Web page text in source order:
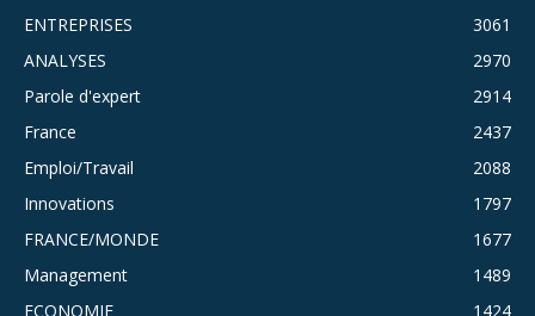
ENTREPRISES
3061
ANALYSES
2970
Parole d'expert
2914
France
2437
Emploi/Travail
2088
Innovations
1797
FRANCE/MONDE
1677
Management
1489
ECONOMIE
1424